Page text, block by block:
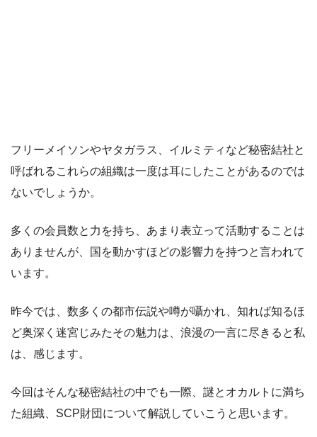
フリーメイソンやヤタガラス、イルミティなど秘密結社と
呼ばれるこれらの組織は一度は耳にしたことがあるのでは
ないでしょうか。
多くの会員数と力を持ち、あまり表立って活動することは
ありませんが、国を動かすほどの影響力を持つと言われて
います。
昨今では、数多くの都市伝説や噂が囁かれ、知れば知るほ
ど奥深く迷宮じみたその魅力は、浪漫の一言に尽きると私
は、感じます。
今回はそんな秘密結社の中でも一際、謎とオカルトに満ち
た組織、SCP財団について解説していこうと思います。